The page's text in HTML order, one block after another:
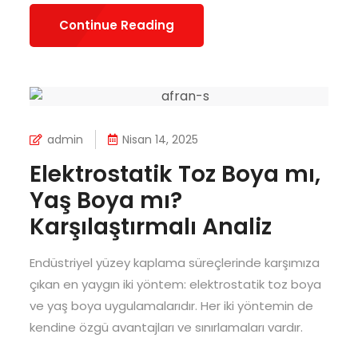
Continue Reading
admin Nisan 14, 2025
Elektrostatik Toz Boya mı,
Yaş Boya mı?
Karşılaştırmalı Analiz
Endüstriyel yüzey kaplama süreçlerinde karşımıza
çıkan en yaygın iki yöntem: elektrostatik toz boya
ve yaş boya uygulamalarıdır. Her iki yöntemin de
kendine özgü avantajları ve sınırlamaları vardır.